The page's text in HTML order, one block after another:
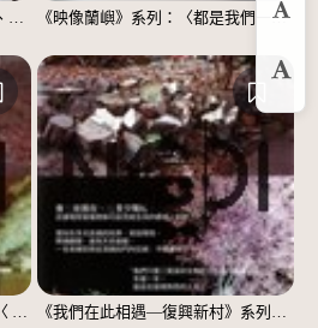
《映像蘭嶼》系列：〈洗衣洗澡、都在這裡〉 《映像蘭嶼》系列：〈都是我們一家人〉
《鄉關何處—建業新村》系列：〈 邱敬賢04〉 《我們在此相遇—復興新村》系列：〈殘響04〉
放